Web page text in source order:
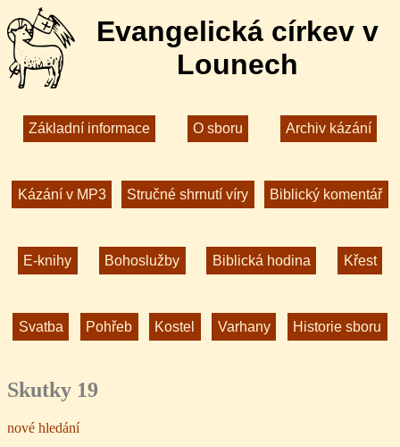
Evangelická církev v
Lounech
Základní informace O sboru Archiv kázání
Kázání v MP3 Stručné shrnutí víry Biblický komentář
E-knihy Bohoslužby Biblická hodina Křest
Svatba Pohřeb Kostel Varhany Historie sboru
Skutky 19
nové hledání